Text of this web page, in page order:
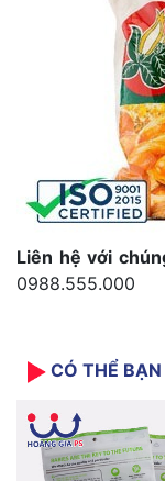
Liên hệ với
0988.555.000
CÓ THỂ